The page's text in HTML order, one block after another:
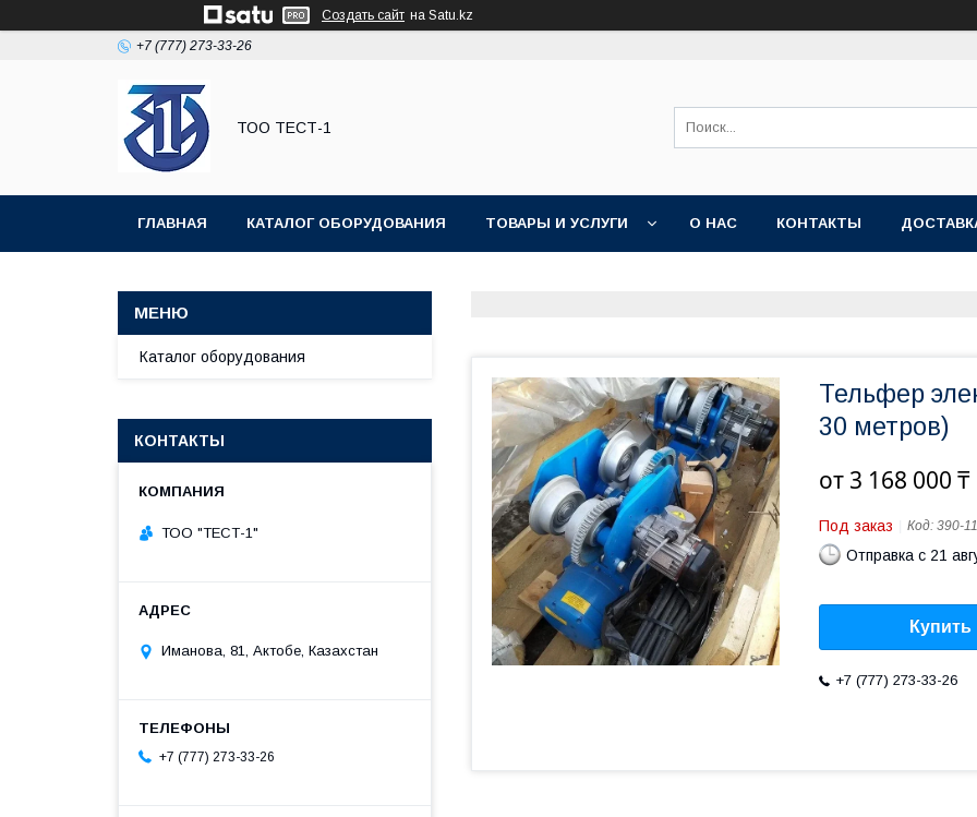
Создать сайт на Satu.kz
+7 (777) 273-33-26
ТОО ТЕСТ-1
ГЛАВНАЯ КАТАЛОГ ОБОРУДОВАНИЯ ТОВАРЫ И УСЛУГИ О НАС КОНТАКТЫ
Тельфер
30 метров)
от 3 168 000 ₸
Под заказ Код: 390-
Отправка с 21
Купить
+7 (777) 273-33-26
Каталог оборудования
КОНТАКТЫ
ТОО "ТЕСТ-1"
Иманова, 81, Актобе, Казахстан
+7 (777) 273-33-26